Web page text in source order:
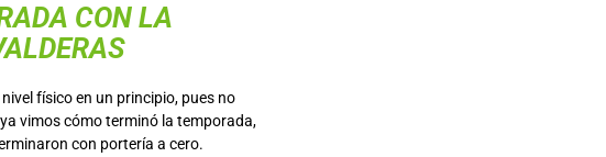
CON LA
físico en un principio, pues no
vimos cómo terminó la temporada,
con portería a cero.